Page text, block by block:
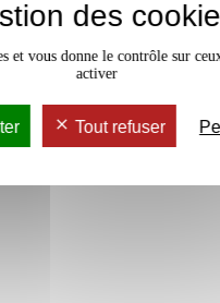
des
et vous donne le contrôle sur
activer
Tout refuser